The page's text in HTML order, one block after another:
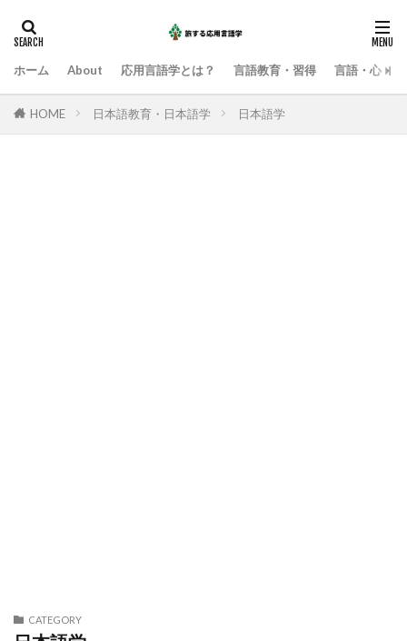
ホーム About 応用言語学とは？ 言語教育・習得 言語・心・
HOME 日本語教育・日本語学 日本語学
CATEGORY